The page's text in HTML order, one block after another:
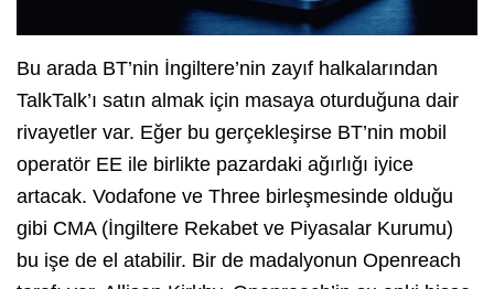
Bu arada BT’nin İngiltere’nin zayıf halkalarından
TalkTalk’ı satın almak için masaya oturduğuna dair
rivayetler var. Eğer bu gerçekleşirse BT’nin mobil
operatör EE ile birlikte pazardaki ağırlığı iyice
artacak. Vodafone ve Three birleşmesinde olduğu
gibi CMA (İngiltere Rekabet ve Piyasalar Kurumu)
bu işe de el atabilir. Bir de madalyonun Openreach